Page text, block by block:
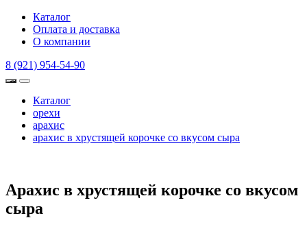
Каталог
Оплата и доставка
О компании
8 (921) 954-54-90
Каталог
орехи
арахис
арахис в хрустящей корочке со вкусом сыра
Арахис в хрустящей корочке со вкусом
сыра